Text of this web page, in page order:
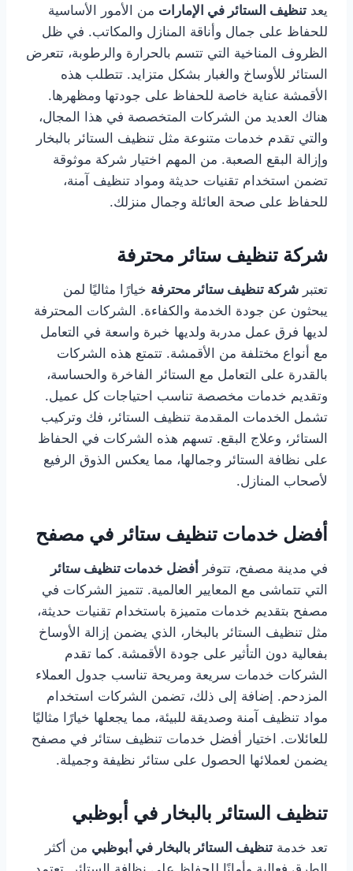
يعد تنظيف الستائر في الإمارات من الأمور الأساسية
للحفاظ على جمال وأناقة المنازل والمكاتب. في ظل
الظروف المناخية التي تتسم بالحرارة والرطوبة، تتعرض
الستائر للأوساخ والغبار بشكل متزايد. تتطلب هذه
الأقمشة عناية خاصة للحفاظ على جودتها ومظهرها.
هناك العديد من الشركات المتخصصة في هذا المجال،
والتي تقدم خدمات متنوعة مثل تنظيف الستائر بالبخار
وإزالة البقع الصعبة. من المهم اختيار شركة موثوقة
تضمن استخدام تقنيات حديثة ومواد تنظيف آمنة،
للحفاظ على صحة العائلة وجمال منزلك.
شركة تنظيف ستائر محترفة
تعتبر شركة تنظيف ستائر محترفة خيارًا مثاليًا لمن
يبحثون عن جودة الخدمة والكفاءة. الشركات المحترفة
لديها فرق عمل مدربة ولديها خبرة واسعة في التعامل
مع أنواع مختلفة من الأقمشة. تتمتع هذه الشركات
بالقدرة على التعامل مع الستائر الفاخرة والحساسة،
وتقديم خدمات مخصصة تناسب احتياجات كل عميل.
تشمل الخدمات المقدمة تنظيف الستائر، فك وتركيب
الستائر، وعلاج البقع. تسهم هذه الشركات في الحفاظ
على نظافة الستائر وجمالها، مما يعكس الذوق الرفيع
لأصحاب المنازل.
أفضل خدمات تنظيف ستائر في مصفح
في مدينة مصفح، تتوفر أفضل خدمات تنظيف ستائر
التي تتماشى مع المعايير العالمية. تتميز الشركات في
مصفح بتقديم خدمات متميزة باستخدام تقنيات حديثة،
مثل تنظيف الستائر بالبخار، الذي يضمن إزالة الأوساخ
بفعالية دون التأثير على جودة الأقمشة. كما تقدم
الشركات خدمات سريعة ومريحة تناسب جدول العملاء
المزدحم. إضافة إلى ذلك، تضمن الشركات استخدام
مواد تنظيف آمنة وصديقة للبيئة، مما يجعلها خيارًا مثاليًا
للعائلات. اختيار أفضل خدمات تنظيف ستائر في مصفح
يضمن لعملائها الحصول على ستائر نظيفة وجميلة.
تنظيف الستائر بالبخار في أبوظبي
تعد خدمة تنظيف الستائر بالبخار في أبوظبي من أكثر